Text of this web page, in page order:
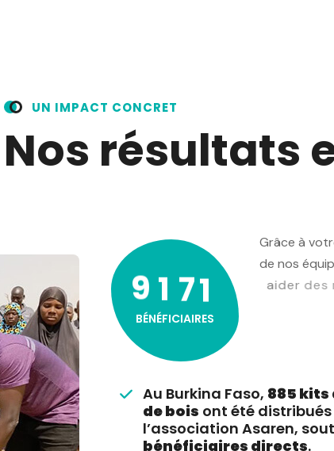
UN IMPACT CONCRET
Nos résultats
9 1 7 1
BÉNÉFICIAIRES
Grâce à votr
de nos équip
iderdes mi l
Au Burkina Faso, 885
de bois ont été
l’association Asaren,
bénéficiaires directs.